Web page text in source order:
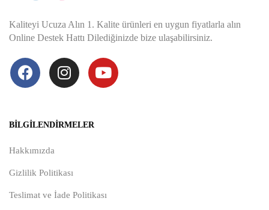
Kaliteyi Ucuza Alın 1. Kalite ürünleri en uygun fiyatlarla alın
Online Destek Hattı Dilediğinizde bize ulaşabilirsiniz.
BILGILENDIRMELER
Hakkımızda
Gizlilik Politikası
Teslimat ve İade Politikası